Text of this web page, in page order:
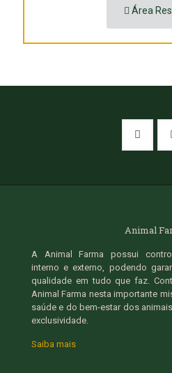
Área
Animal
A Animal Farma possui
interno e externo, podendo
qualidade em tudo que faz.
Animal Farma nesta importante
saúde e do bem-estar dos
exclusividade.
Saiba mais